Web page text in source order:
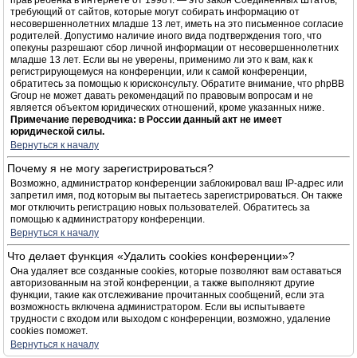
требующий от сайтов, которые могут собирать информацию от
несовершеннолетних младше 13 лет, иметь на это письменное согласие
родителей. Допустимо наличие иного вида подтверждения того, что
опекуны разрешают сбор личной информации от несовершеннолетних
младше 13 лет. Если вы не уверены, применимо ли это к вам, как к
регистрирующемуся на конференции, или к самой конференции,
обратитесь за помощью к юрисконсульту. Обратите внимание, что phpBB
Group не может давать рекомендаций по правовым вопросам и не
является объектом юридических отношений, кроме указанных ниже.
Примечание переводчика: в России данный акт не имеет
юридической силы.
Вернуться к началу
Почему я не могу зарегистрироваться?
Возможно, администратор конференции заблокировал ваш IP-адрес или
запретил имя, под которым вы пытаетесь зарегистрироваться. Он также
мог отключить регистрацию новых пользователей. Обратитесь за
помощью к администратору конференции.
Вернуться к началу
Что делает функция «Удалить cookies конференции»?
Она удаляет все созданные cookies, которые позволяют вам оставаться
авторизованным на этой конференции, а также выполняют другие
функции, такие как отслеживание прочитанных сообщений, если эта
возможность включена администратором. Если вы испытываете
трудности с входом или выходом с конференции, возможно, удаление
cookies поможет.
Вернуться к началу